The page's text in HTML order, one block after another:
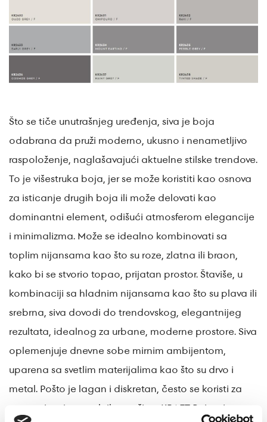
Što se tiče unutrašnjeg uređenja, siva je boja
odabrana da pruži moderno, ukusno i nenametljivo
raspoloženje, naglašavajući aktuelne stilske trendove.
To je višestruka boja, jer se može koristiti kao osnova
za isticanje drugih boja ili može delovati kao
dominantni element, odišući atmosferom elegancije
i minimalizma. Može se idealno kombinovati sa
toplim nijansama kao što su roze, zlatna ili braon,
kako bi se stvorio topao, prijatan prostor. Štaviše, u
kombinaciji sa hladnim nijansama kao što su plava ili
srebrna, siva dovodi do trendovskog, elegantnijeg
rezultata, idealnog za urbane, moderne prostore. Siva
oplemenjuje dnevne sobe mirnim ambijentom,
uparena sa svetlim materijalima kao što su drvo i
metal. Pošto je lagan i diskretan, često se koristi za
premazivanje metalnih površina. KRAFT Paints ima